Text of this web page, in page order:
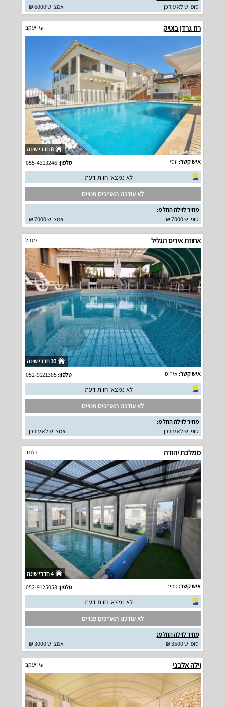
סופ"ש לא עודכן
אמצ"ש 6000 ₪
רוז גרדן בוטיק עין יעקב
8 חדרי שינה
איש קשר: יוסי טלפון:055-4313246
לא נמצאו חוות דעת
לא עודכנו תאריכים פנויים
מחיר לוילה החל מ:
סופ"ש 7000 ₪
אמצ"ש 7000 ₪
אחוזת איריס הגליל מגדל
10 חדרי שינה
איש קשר: איריס טלפון:052-9121385
לא נמצאו חוות דעת
לא עודכנו תאריכים פנויים
מחיר לוילה החל מ:
סופ"ש לא עודכן
אמצ"ש לא עודכן
ממלכת יהודה דלתון
4 חדרי שינה
איש קשר:ספיר טלפון:052-9125053
לא נמצאו חוות דעת
לא עודכנו תאריכים פנויים
מחיר לוילה החל מ:
סופ"ש 3500 ₪
אמצ"ש 3000 ₪
וילה אלבני עין יעקב